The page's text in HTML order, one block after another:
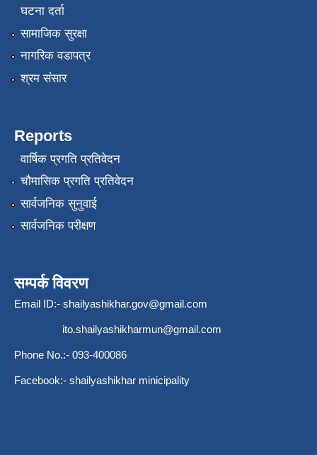
घटना दर्ता
सामाजिक सुरक्षा
नागरिक वडापत्र
श्रम संसार
Reports
वार्षिक प्रगति प्रतिवेदन
चौमासिक प्रगति प्रतिवेदन
सार्वजनिक सुनुवाई
सार्वजनिक परीक्षण
सम्पर्क विवरण
Email ID:- shailyashikhar.gov@gmail.com
ito.shailyashikharmun@gmail.com
Phone No.:- 093-400086
Facebook:- shailyashikhar minicipality